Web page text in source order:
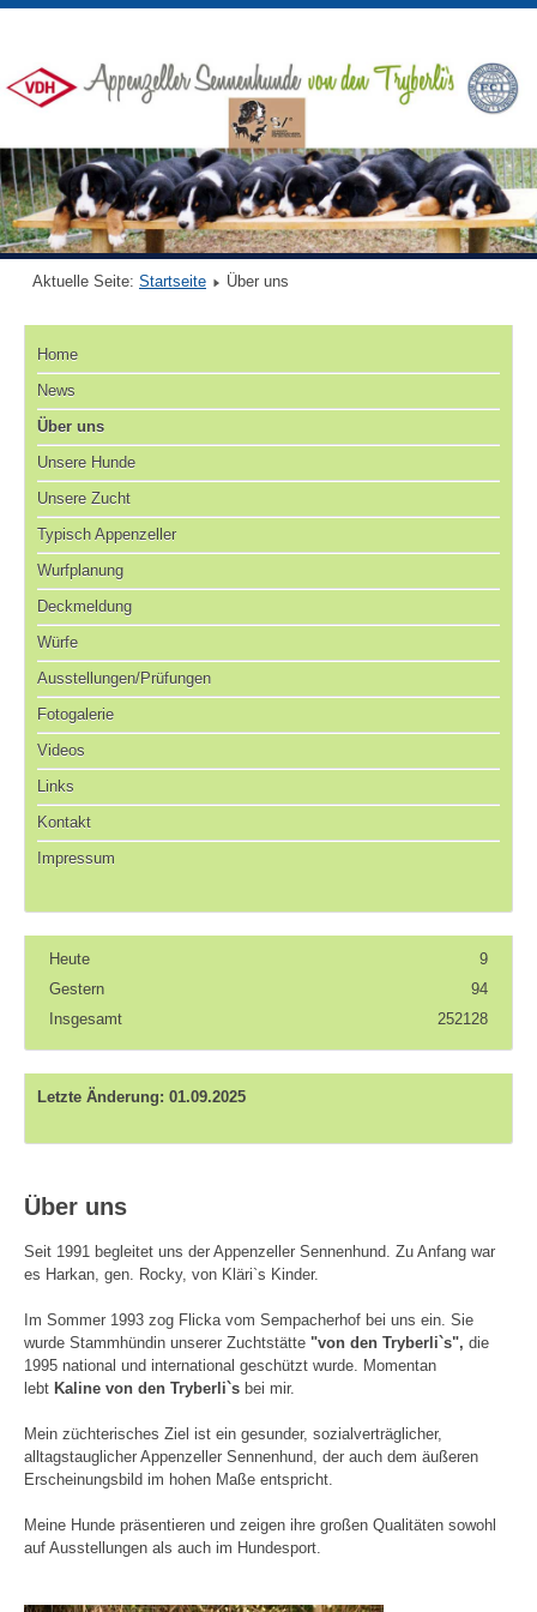
Aktuelle Seite: Startseite Über uns
Home
News
Über uns
Unsere Hunde
Unsere Zucht
Typisch Appenzeller
Wurfplanung
Deckmeldung
Würfe
Ausstellungen/Prüfungen
Fotogalerie
Videos
Links
Kontakt
Impressum
Heute
9
Gestern
94
Insgesamt
252128
Letzte Änderung: 01.09.2025
Über uns
Seit 1991 begleitet uns der Appenzeller Sennenhund. Zu Anfang war
es Harkan, gen. Rocky, von Kläri`s Kinder.
Im Sommer 1993 zog Flicka vom Sempacherhof bei uns ein. Sie
wurde Stammhündin unserer Zuchtstätte "von den Tryberli`s", die
1995 national und international geschützt wurde. Momentan
lebt Kaline von den Tryberli`s bei mir.
Mein züchterisches Ziel ist ein gesunder, sozialverträglicher,
alltagstauglicher Appenzeller Sennenhund, der auch dem äußeren
Erscheinungsbild im hohen Maße entspricht.
Meine Hunde präsentieren und zeigen ihre großen Qualitäten sowohl
auf Ausstellungen als auch im Hundesport.